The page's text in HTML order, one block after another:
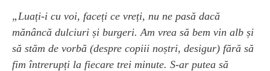
„Luați-i cu voi, faceți ce vreți, nu ne pasă dacă
mănâncă dulciuri și burgeri. Am vrea să bem vin alb și
să stăm de vorbă (despre copiii noștri, desigur) fără să
fim întrerupți la fiecare trei minute. S-ar putea să